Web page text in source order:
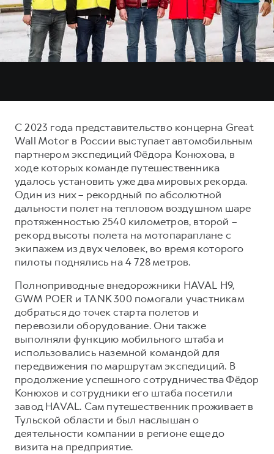
DARGO
от 3 199 000 ₽
DARGO X
от 3 499 000 ₽
от 2 899 000 ₽
F7X
от 3 599 000 ₽
POER
от 3 449 000 ₽
Тест-драйв
Трейд-ин
Кредитный калькулятор
Кредит
КОРПОРАТИВНЫМ КЛИЕНТАМ
Для малого бизнеса
Корпоративным клиентам
Крупным корпоративным клиентам
Система управления автопарком
HAVAL Лизинг
АКСЕССУАРЫ HAVAL
Автомобильные аксессуары
Коллекция CITY
Коллекция Базовая
Коллекция Детская
СЕРВИСНОЕ ОБСЛУЖИВАНИЕ
Нулевое ТО
Программа «Помощь на дороге»
Электронный ПТС
ПОДДЕРЖКА
GWM Безопасность
Гарантия HAVAL
Мобильное приложение GWM
Программа «HAVAL Защита+»
Руководства по эксплуатации
Подписки
АКСЕССУАРЫ HAVAL
Автомобильные аксессуары
Коллекция CITY
Коллекция Базовая
Коллекция Детская
О дилере
Наша команда
Контакты
С 2023 года представительство концерна Great
Wall Motor в России выступает автомобильным
партнером экспедиций Фёдора Конюхова, в
ходе которых команде путешественника
удалось установить уже два мировых рекорда.
Один из них – рекордный по абсолютной
дальности полет на тепловом воздушном шаре
протяженностью 2540 километров, второй –
рекорд высоты полета на мотопараплане с
экипажем из двух человек, во время которого
пилоты поднялись на 4 728 метров.
Полноприводные внедорожники HAVAL H9,
GWM POER и TANK 300 помогали участникам
добраться до точек старта полетов и
перевозили оборудование. Они также
выполняли функцию мобильного штаба и
использовались наземной командой для
передвижения по маршрутам экспедиций. В
продолжение успешного сотрудничества Фёдор
Конюхов и сотрудники его штаба посетили
завод HAVAL. Сам путешественник проживает в
Тульской области и был наслышан о
деятельности компании в регионе еще до
визита на предприятие.